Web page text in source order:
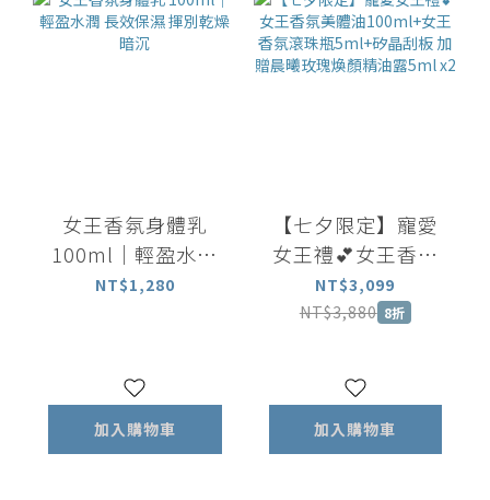
女王香氛身體乳
100ml｜輕盈水潤
長效保濕 揮別乾燥
NT$1,280
加入購物車
【七夕限定】寵愛
女王禮💕女王香氛
美體油100ml+女王
香氛滾珠瓶5ml+矽
瑰煥顏精油露5ml
x2
NT$3,099
NT$3,880 8折
加入購物車